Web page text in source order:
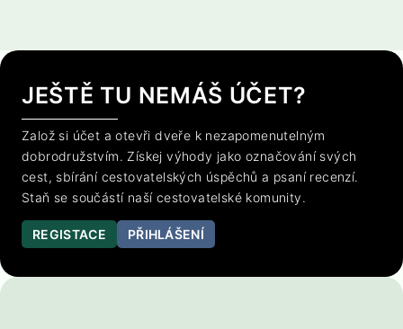
JEŠTĚ TU NEMÁŠ ÚČET?
Založ si účet a otevři dveře k nezapomenutelným
dobrodružstvím. Získej výhody jako označování svých
cest, sbírání cestovatelských úspěchů a psaní recenzí.
Staň se součástí naší cestovatelské komunity.
REGISTACE PŘIHLÁŠENÍ